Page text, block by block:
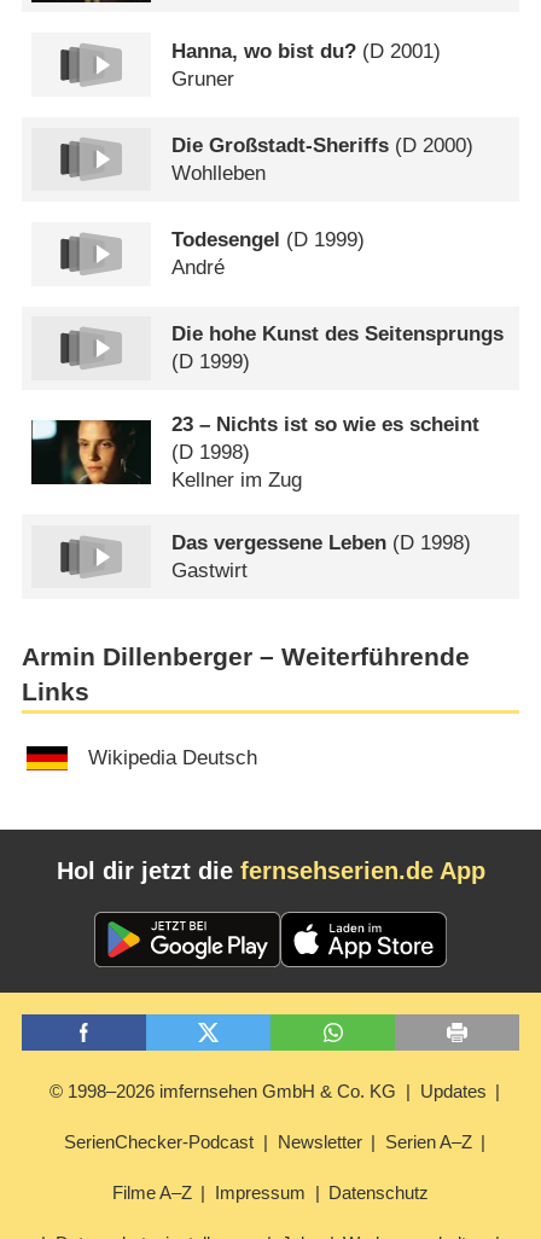
Hanna, wo bist du? (D 2001)
Gruner
Die Großstadt-Sheriffs (D 2000)
Wohlleben
Todesengel (D 1999)
André
Die hohe Kunst des Seitensprungs
(D 1999)
23 – Nichts ist so wie es scheint
(D 1998)
Kellner im Zug
Das vergessene Leben (D 1998)
Gastwirt
Armin Dillenberger – Weiterführende
Links
Wikipedia Deutsch
Hol dir jetzt die fernsehserien.de App
© 1998–2026 imfernsehen GmbH & Co. KG Updates
SerienChecker-Podcast Newsletter Serien A–Z
Filme A–Z Impressum Datenschutz